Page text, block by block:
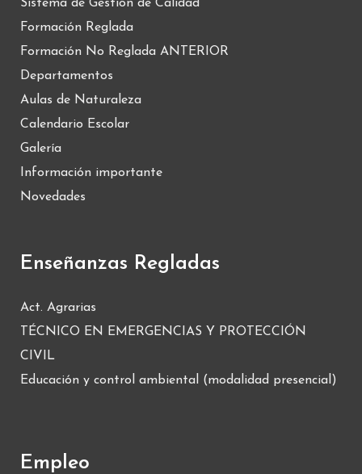
Sistema de Gestión de Calidad
Formación Reglada
Formación No Reglada ANTERIOR
Departamentos
Aulas de Naturaleza
Calendario Escolar
Galería
Información importante
Novedades
Enseñanzas Regladas
Act. Agrarias
TÉCNICO EN EMERGENCIAS Y PROTECCIÓN
CIVIL
Educación y control ambiental (modalidad presencial)
Empleo